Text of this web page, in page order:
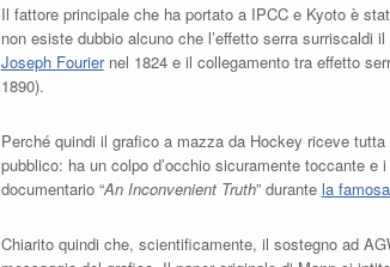
Il fattore principale che ha portato a IPCC e Kyoto è
non esiste dubbio alcuno che l’effetto serra surriscaldi
Joseph Fouriernel 1824 e il collegamento tra effetto
1890).
Perché quindi il grafico a mazza da Hockey riceve
pubblico: ha un colpo d’occhio sicuramente toccante
documentario “An Inconvenient Truth” durante la
Chiarito quindi che, scientificamente, il sostegno ad